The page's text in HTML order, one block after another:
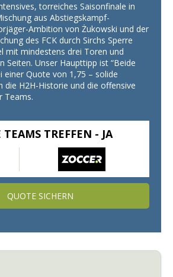
torreiches Saisonfinale in
aus Abstiegskampf-
Ambition von Żukowski und der
des FCK durch Sirchs Sperre
mit mindestens drei Toren und
Seiten. Unser Haupttipp ist “Beide
einer Quote von 1,75 – solide
die H2H-Historie und die offensive
Teams.
TEAMS TREFFEN - JA
QUOTE SICHERN